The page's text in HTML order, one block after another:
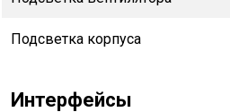
Подсветка корпуса
Интерфейсы